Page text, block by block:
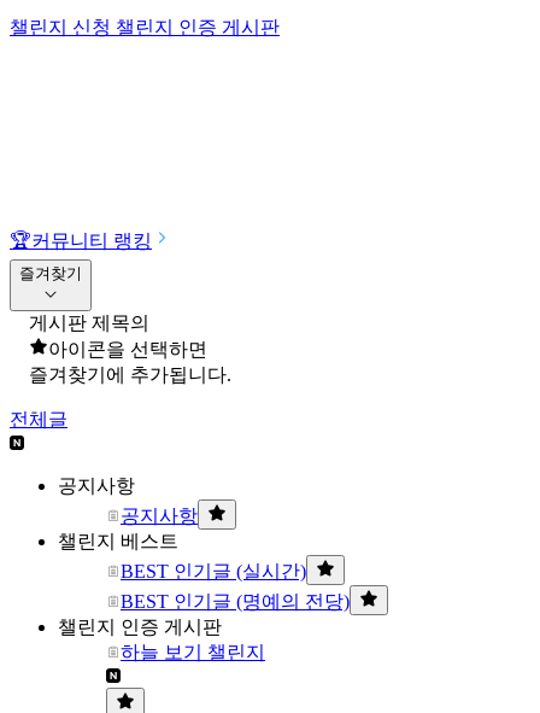
챌린지 신청 챌린지 인증 게시판
🏆커뮤니티 랭킹
즐겨찾기
게시판 제목의
아이콘을 선택하면
즐겨찾기에 추가됩니다.
전체글
공지사항
공지사항
챌린지 베스트
BEST 인기글 (실시간)
BEST 인기글 (명예의 전당)
챌린지 인증 게시판
하늘 보기 챌린지